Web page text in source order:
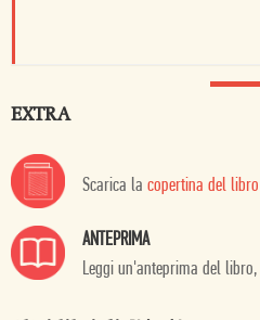
EXTRA
Scarica la copertina del libro
ANTEPRIMA
Leggi un'anteprima del libro,